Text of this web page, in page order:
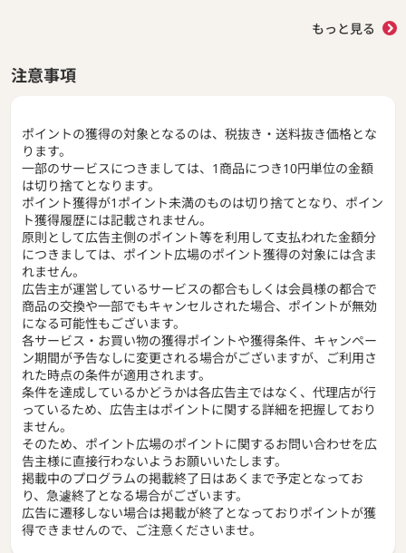
もっと見る
注意事項
ポイントの獲得の対象となるのは、税抜き・送料抜き価格とな
ります。
一部のサービスにつきましては、1商品につき10円単位の金額
は切り捨てとなります。
ポイント獲得が1ポイント未満のものは切り捨てとなり、ポイン
ト獲得履歴には記載されません。
原則として広告主側のポイント等を利用して支払われた金額分
につきましては、ポイント広場のポイント獲得の対象には含ま
れません。
広告主が運営しているサービスの都合もしくは会員様の都合で
商品の交換や一部でもキャンセルされた場合、ポイントが無効
になる可能性もございます。
各サービス・お買い物の獲得ポイントや獲得条件、キャンペー
ン期間が予告なしに変更される場合がございますが、ご利用さ
れた時点の条件が適用されます。
条件を達成しているかどうかは各広告主ではなく、代理店が行
っているため、広告主はポイントに関する詳細を把握しており
ません。
そのため、ポイント広場のポイントに関するお問い合わせを広
告主様に直接行わないようお願いいたします。
掲載中のプログラムの掲載終了日はあくまで予定となってお
り、急遽終了となる場合がございます。
広告に遷移しない場合は掲載が終了となっておりポイントが獲
得できませんので、ご注意くださいませ。